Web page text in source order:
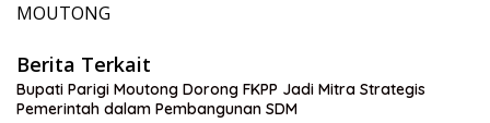
MOUTONG
Berita Terkait
Bupati Parigi Moutong Dorong FKPP Jadi Mitra Strategis
Pemerintah dalam Pembangunan SDM